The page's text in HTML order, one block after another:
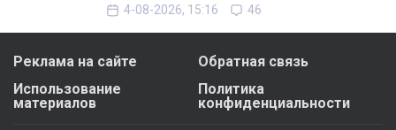
4-08-2026, 15:16 46
Реклама на сайте
Обратная связь
Использование
материалов
Политика
конфиденциальности